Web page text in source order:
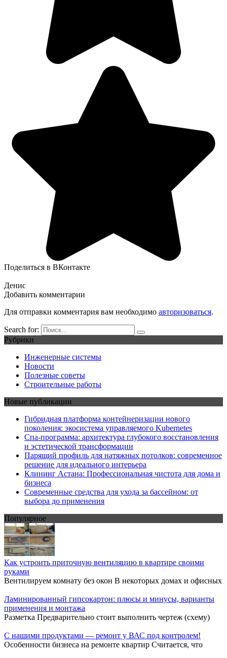
Поделиться в ВКонтакте
Денис
Добавить комментарии
Для отправки комментария вам необходимо авторизоваться.
Search for:
Рубрики
Инженерные системы
Новости
Полезные советы
Строительные работы
Новые публикации
Гибридная платформа контейнеризации нового
поколения: экосистема управляемого Kubernetes
Спа-программа: архитектура глубокого восстановления
и эстетической трансформации
Парящий профиль для натяжных потолков: современное
решение для идеального интерьера
Клининг Астана: Профессиональная чистота для дома и
бизнеса
Современные средства для ухода за бассейном: от
выбора до применения
Популярное
Как устроить приточную вентиляцию в квартире своими
руками
Вентилируем комнату без окон В некоторых домах и офисных
Ламинированный гипсокартон: плюсы и минусы, варианты
применения и монтажа
Разметка Предварительно стоит выполнить чертеж (схему)
С нашими продуктами — ремонт у ВАС под контролем!
Особенности бизнеса на ремонте квартир Считается, что